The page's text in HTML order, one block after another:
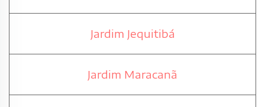
Jardim Jequitibá
Jardim Maracanã